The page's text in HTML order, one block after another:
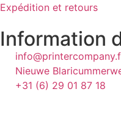
Expédition et retours
Information
Nieuwe
+31 (6) 29 01 87 18